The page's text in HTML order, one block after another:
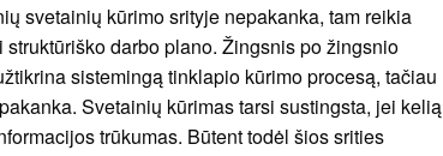
svetainių kūrimo srityje nepakanka, tam reikia
darbo plano. Žingsnis po žingsnio
sistemingą tinklapio kūrimo procesą, tačiau
Svetainių kūrimas tarsi sustingsta, jei kelią
trūkumas. Būtent todėl šios srities